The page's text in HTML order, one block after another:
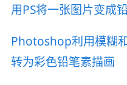
用PS将一张图片变成
Photoshop利用模糊
转为彩色铅笔素描画